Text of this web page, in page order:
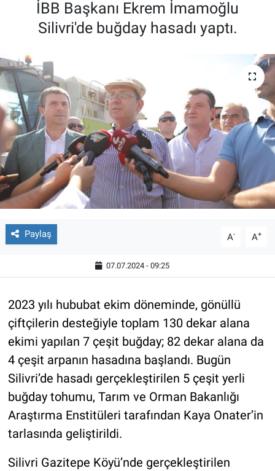
İBB Başkanı Ekrem İmamoğlu
Silivri'de buğday hasadı yaptı.
Paylaş A- A+
07.07.2024 - 09:25
2023 yılı hububat ekim döneminde, gönüllü
çiftçilerin desteğiyle toplam 130 dekar alana
ekimi yapılan 7 çeşit buğday; 82 dekar alana da
4 çeşit arpanın hasadına başlandı. Bugün
Silivri’de hasadı gerçekleştirilen 5 çeşit yerli
buğday tohumu, Tarım ve Orman Bakanlığı
Araştırma Enstitüleri tarafından Kaya Onater’in
tarlasında geliştirildi.
Silivri Gazitepe Köyü’nde gerçekleştirilen